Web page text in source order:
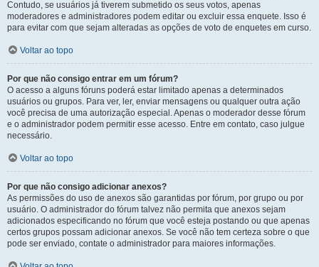
Contudo, se usuários já tiverem submetido os seus votos, apenas
moderadores e administradores podem editar ou excluir essa enquete. Isso é
para evitar com que sejam alteradas as opções de voto de enquetes em curso.
Voltar ao topo
Por que não consigo entrar em um fórum?
O acesso a alguns fóruns poderá estar limitado apenas a determinados
usuários ou grupos. Para ver, ler, enviar mensagens ou qualquer outra ação
você precisa de uma autorização especial. Apenas o moderador desse fórum
e o administrador podem permitir esse acesso. Entre em contato, caso julgue
necessário.
Voltar ao topo
Por que não consigo adicionar anexos?
As permissões do uso de anexos são garantidas por fórum, por grupo ou por
usuário. O administrador do fórum talvez não permita que anexos sejam
adicionados especificando no fórum que você esteja postando ou que apenas
certos grupos possam adicionar anexos. Se você não tem certeza sobre o que
pode ser enviado, contate o administrador para maiores informações.